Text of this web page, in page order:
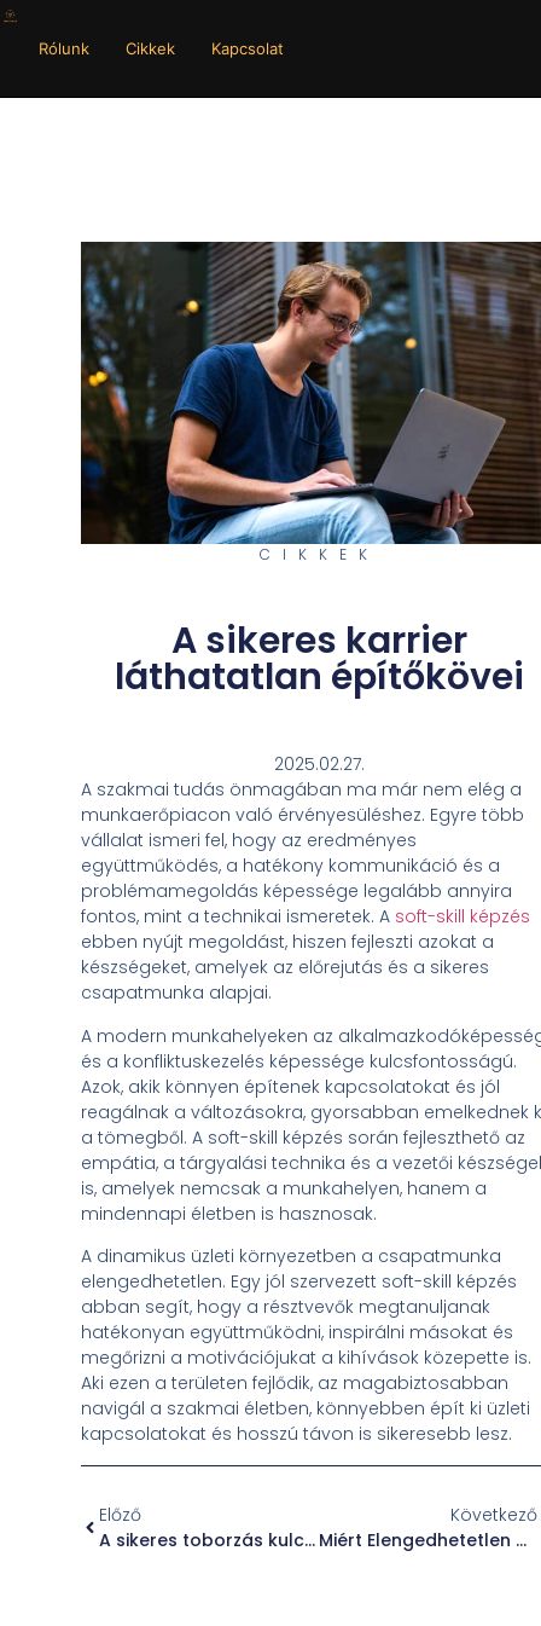
Rólunk Cikkek Kapcsolat
CIKKEK
A sikeres karrier
láthatatlan építőkövei
2025.02.27.
A szakmai tudás önmagában ma már nem elég a
munkaerőpiacon való érvényesüléshez. Egyre több
vállalat ismeri fel, hogy az eredményes
együttműködés, a hatékony kommunikáció és a
problémamegoldás képessége legalább annyira
fontos, mint a technikai ismeretek. Asoft-skill képzés
ebben nyújt megoldást, hiszen fejleszti azokat a
készségeket, amelyek az előrejutás és a sikeres
csapatmunka alapjai.
A modern munkahelyeken az
és a konfliktuskezelés képessége kulcsfontosságú.
Azok, akik könnyen építenek kapcsolatokat és jól
reagálnak a változásokra, gyorsabban emelkednek
a tömegből. A soft-skill képzés során fejleszthető az
empátia, a tárgyalási technika és a vezetői
is, amelyek nemcsak a munkahelyen, hanem a
mindennapi életben is hasznosak.
A dinamikus üzleti környezetben a csapatmunka
elengedhetetlen. Egy jól szervezett soft-skill képzés
abban segít, hogy a résztvevők megtanuljanak
hatékonyan együttműködni, inspirálni másokat és
megőrizni a motivációjukat a kihívások közepette is.
Aki ezen a területen fejlődik, az magabiztosabban
navigál a szakmai életben, könnyebben épít ki üzleti
kapcsolatokat és hosszú távon is sikeresebb lesz.
Előző
A sikeres toborzás kulcsa
Következő
Miért Elengedhetetlen a Profi HR Partner a Vállalatok Sikeréhez?